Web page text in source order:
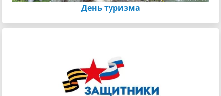
День туризма